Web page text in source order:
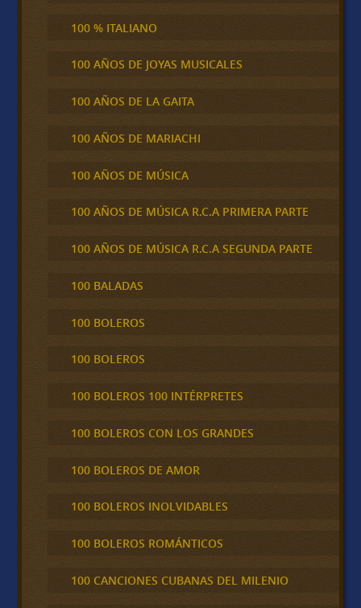
100 % ITALIANO
100 AÑOS DE JOYAS MUSICALES
100 AÑOS DE LA GAITA
100 AÑOS DE MARIACHI
100 AÑOS DE MÚSICA
100 AÑOS DE MÚSICA R.C.A PRIMERA PARTE
100 AÑOS DE MÚSICA R.C.A SEGUNDA PARTE
100 BALADAS
100 BOLEROS
100 BOLEROS
100 BOLEROS 100 INTÉRPRETES
100 BOLEROS CON LOS GRANDES
100 BOLEROS DE AMOR
100 BOLEROS INOLVIDABLES
100 BOLEROS ROMÁNTICOS
100 CANCIONES CUBANAS DEL MILENIO